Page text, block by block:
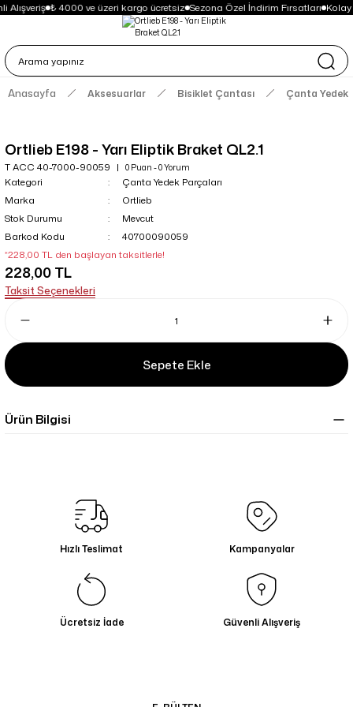
Alışveriş ₺ 4000 ve üzeri kargo ücretsiz Sezona Özel İndirim Fırsatları Kolay
Anasayfa Aksesuarlar Bisiklet Çantası Çanta Yedek
Ortlieb E198 - Yarı Eliptik Braket QL2.1
T ACC 40-7000-90059 0 Puan - 0 Yorum
Kategori
Çanta Yedek Parçaları
Marka
Ortlieb
Stok Durumu
Mevcut
Barkod Kodu
40700090059
*228,00 TL den başlayan taksitlerle!
228,00 TL
Taksit Seçenekleri
Sepete Ekle
Ürün Bilgisi
Hızlı Teslimat Kampanyalar
Ücretsiz İade Güvenli Alışveriş